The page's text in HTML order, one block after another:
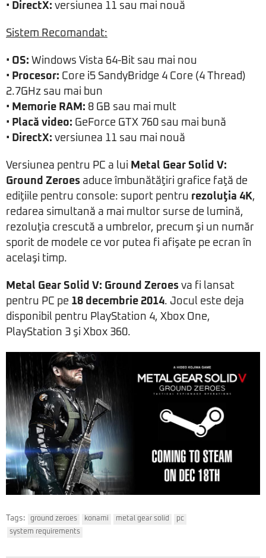
• DirectX: versiunea 11 sau mai nouă
Sistem Recomandat:
• OS: Windows Vista 64-Bit sau mai nou
• Procesor: Core i5 SandyBridge 4 Core (4 Thread)
2.7GHz sau mai bun
• Memorie RAM: 8 GB sau mai mult
• Placă video: GeForce GTX 760 sau mai bună
• DirectX: versiunea 11 sau mai nouă
Versiunea pentru PC a lui Metal Gear Solid V:
Ground Zeroes aduce îmbunătăţiri grafice faţă de
ediţiile pentru console: suport pentru rezoluţia 4K,
redarea simultană a mai multor surse de lumină,
rezoluţia crescută a umbrelor, precum şi un număr
sporit de modele ce vor putea fi afişate pe ecran în
acelaşi timp.
Metal Gear Solid V: Ground Zeroes va fi lansat
pentru PC pe 18 decembrie 2014. Jocul este deja
disponibil pentru PlayStation 4, Xbox One,
PlayStation 3 şi Xbox 360.
Tags: ground zeroes konami metal gear solid
pc
system requirements